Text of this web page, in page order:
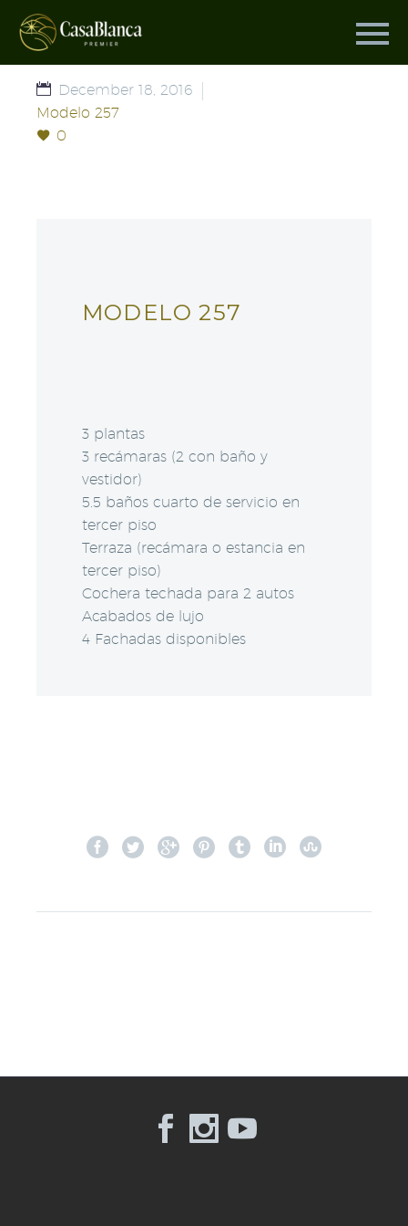
December 18, 2016
Modelo 257
0
MODELO 257
3 plantas
3 recámaras (2 con baño y
vestidor)
5.5 baños cuarto de servicio en
tercer piso
Terraza (recámara o estancia en
tercer piso)
Cochera techada para 2 autos
Acabados de lujo
4 Fachadas disponibles